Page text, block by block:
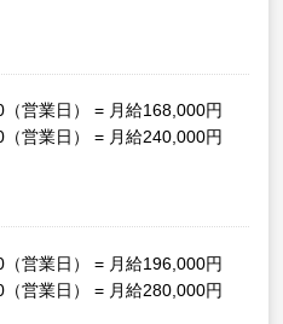
営業日） = 月給168,000円
営業日） = 月給240,000円
営業日） = 月給196,000円
（営業日） = 月給280,000円